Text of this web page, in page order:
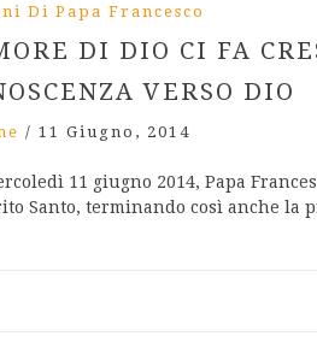
Di Papa Francesco
DI DIO CI FA
VERSO DIO
/ 11 Giugno, 2014
11 giugno 2014, Papa
Santo, terminando così anche la